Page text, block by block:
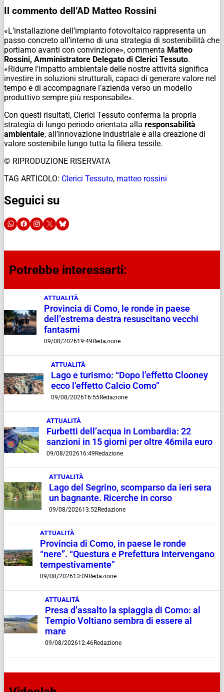
Il commento dell’AD Matteo Rossini
«L’installazione dell’impianto fotovoltaico rappresenta un
passo concreto all’interno di una strategia di sostenibilità che
portiamo avanti con convinzione», commenta Matteo
Rossini, Amministratore Delegato di Clerici Tessuto.
«Ridurre l’impatto ambientale delle nostre attività significa
investire in soluzioni strutturali, capaci di generare valore nel
tempo e di accompagnare l’azienda verso un modello
produttivo sempre più responsabile».
Con questi risultati, Clerici Tessuto conferma la propria
strategia di lungo periodo orientata alla responsabilità
ambientale, all’innovazione industriale e alla creazione di
valore sostenibile lungo tutta la filiera tessile.
© RIPRODUZIONE RISERVATA
TAG ARTICOLO: Clerici Tessuto, matteo rossini
Seguici su
Potrebbe interessarti:
ATTUALITÀ
Provincia di Como, le ronde in paese
dell’estrema destra resuscitano vecchi
fantasmi
09/08/202619:49 Redazione
ATTUALITÀ
Lago e turismo: “Dopo l’effetto Clooney
ecco l’effetto Calcio Como”
09/08/202616:55Redazione
ATTUALITÀ
Furbetti dell’acqua in Lombardia: 22
sanzioni in 15 giorni per oltre 46mila euro
09/08/202616:49 Redazione
ATTUALITÀ
Lago del Segrino, scomparso da ieri sera
un bagnante. Ricerche in corso
09/08/202613:52Redazione
ATTUALITÀ
Provincia di Como, in paese le ronde
“nere”. “Questura e Prefettura intervengano
tempestivamente”
09/08/202613:09 Redazione
ATTUALITÀ
Presa d’assalto la spiaggia di Como: al
Tempio Voltiano sembra di essere al
mare
09/08/202612:46Redazione